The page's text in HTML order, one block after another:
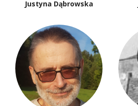
Justyna Dąbrowska